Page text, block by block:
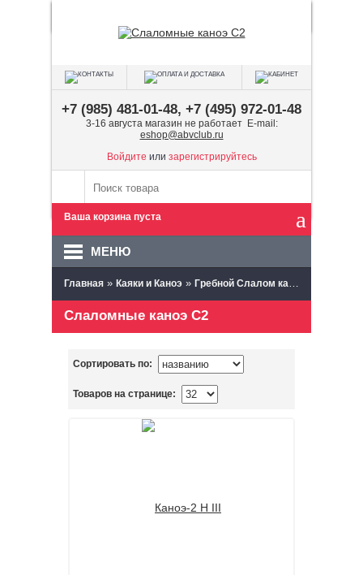
+7 (985) 481-01-48, +7 (495) 972-01-48
3-16 августа магазин не работает E-mail:
eshop@abvclub.ru
Войдите или зарегистрируйтесь
Ваша корзина пуста
МЕНЮ
Главная » Каяки и Каноэ » Гребной Слалом каяки и каноэ
Слаломные каноэ С2
Сортировать по:
Товаров на странице: